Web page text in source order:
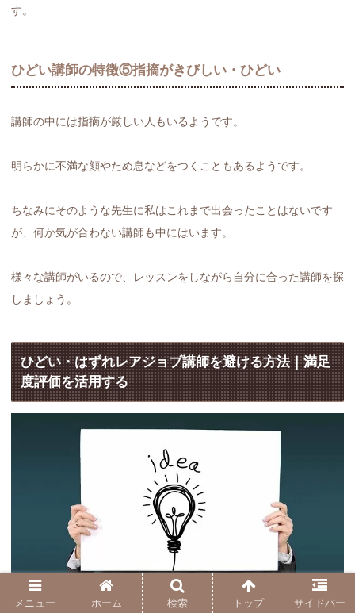
す。
ひどい講師の特徴⑤指摘がきびしい・ひどい
講師の中には指摘が厳しい人もいるようです。
明らかに不満な顔やため息などをつくこともあるようです。
ちなみにそのような先生に私はこれまで出会ったことはないです
が、何か気が合わない講師も中にはいます。
様々な講師がいるので、レッスンをしながら自分に合った講師を探
しましょう。
ひどい・はずれレアジョブ講師を避ける方法｜満足
度評価を活用する
メニュー ホーム 検索 トップ サイドバー